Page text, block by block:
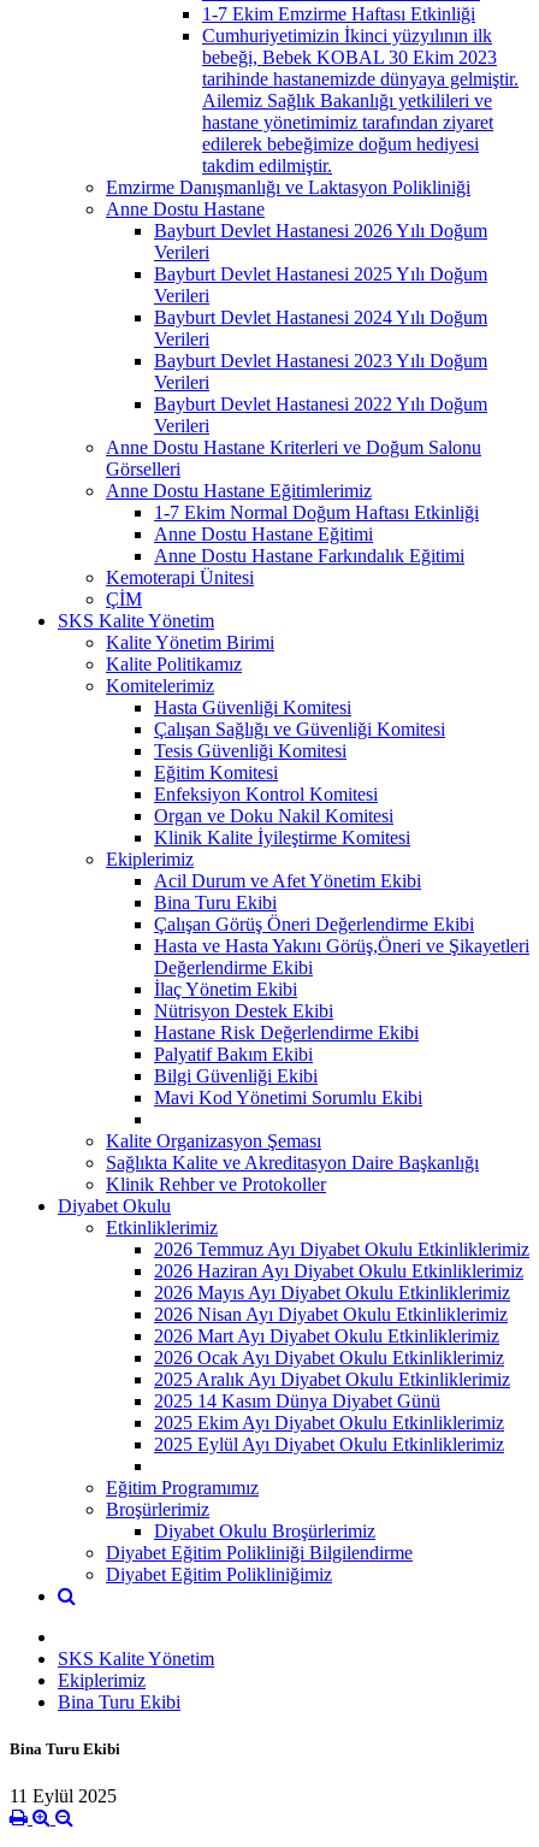
1-7 Ekim Emzirme Haftası Etkinliği
Cumhuriyetimizin İkinci yüzyılının ilk
bebeği, Bebek KOBAL 30 Ekim 2023
tarihinde hastanemizde dünyaya gelmiştir.
Ailemiz Sağlık Bakanlığı yetkilileri ve
hastane yönetimimiz tarafından ziyaret
edilerek bebeğimize doğum hediyesi
takdim edilmiştir.
Emzirme Danışmanlığı ve Laktasyon Polikliniği
Anne Dostu Hastane
Bayburt Devlet Hastanesi 2026 Yılı Doğum
Verileri
Bayburt Devlet Hastanesi 2025 Yılı Doğum
Verileri
Bayburt Devlet Hastanesi 2024 Yılı Doğum
Verileri
Bayburt Devlet Hastanesi 2023 Yılı Doğum
Verileri
Bayburt Devlet Hastanesi 2022 Yılı Doğum
Verileri
Anne Dostu Hastane Kriterleri ve Doğum Salonu
Görselleri
Anne Dostu Hastane Eğitimlerimiz
1-7 Ekim Normal Doğum Haftası Etkinliği
Anne Dostu Hastane Eğitimi
Anne Dostu Hastane Farkındalık Eğitimi
Kemoterapi Ünitesi
ÇİM
SKS Kalite Yönetim
Kalite Yönetim Birimi
Kalite Politikamız
Komitelerimiz
Hasta Güvenliği Komitesi
Çalışan Sağlığı ve Güvenliği Komitesi
Tesis Güvenliği Komitesi
Eğitim Komitesi
Enfeksiyon Kontrol Komitesi
Organ ve Doku Nakil Komitesi
Klinik Kalite İyileştirme Komitesi
Ekiplerimiz
Acil Durum ve Afet Yönetim Ekibi
Bina Turu Ekibi
Çalışan Görüş Öneri Değerlendirme Ekibi
Hasta ve Hasta Yakını Görüş,Öneri ve Şikayetleri
Değerlendirme Ekibi
İlaç Yönetim Ekibi
Nütrisyon Destek Ekibi
Hastane Risk Değerlendirme Ekibi
Palyatif Bakım Ekibi
Bilgi Güvenliği Ekibi
Mavi Kod Yönetimi Sorumlu Ekibi
Kalite Organizasyon Şeması
Sağlıkta Kalite ve Akreditasyon Daire Başkanlığı
Klinik Rehber ve Protokoller
Diyabet Okulu
Etkinliklerimiz
2026 Temmuz Ayı Diyabet Okulu Etkinliklerimiz
2026 Haziran Ayı Diyabet Okulu Etkinliklerimiz
2026 Mayıs Ayı Diyabet Okulu Etkinliklerimiz
2026 Nisan Ayı Diyabet Okulu Etkinliklerimiz
2026 Mart Ayı Diyabet Okulu Etkinliklerimiz
2026 Ocak Ayı Diyabet Okulu Etkinliklerimiz
2025 Aralık Ayı Diyabet Okulu Etkinliklerimiz
2025 14 Kasım Dünya Diyabet Günü
2025 Ekim Ayı Diyabet Okulu Etkinliklerimiz
2025 Eylül Ayı Diyabet Okulu Etkinliklerimiz
Eğitim Programımız
Broşürlerimiz
Diyabet Okulu Broşürlerimiz
Diyabet Eğitim Polikliniği Bilgilendirme
Diyabet Eğitim Polikliniğimiz
SKS Kalite Yönetim
Ekiplerimiz
Bina Turu Ekibi
Bina Turu Ekibi
11 Eylül 2025